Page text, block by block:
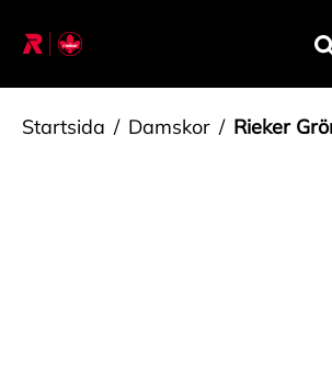
Sök
Startsida Damskor Rieker